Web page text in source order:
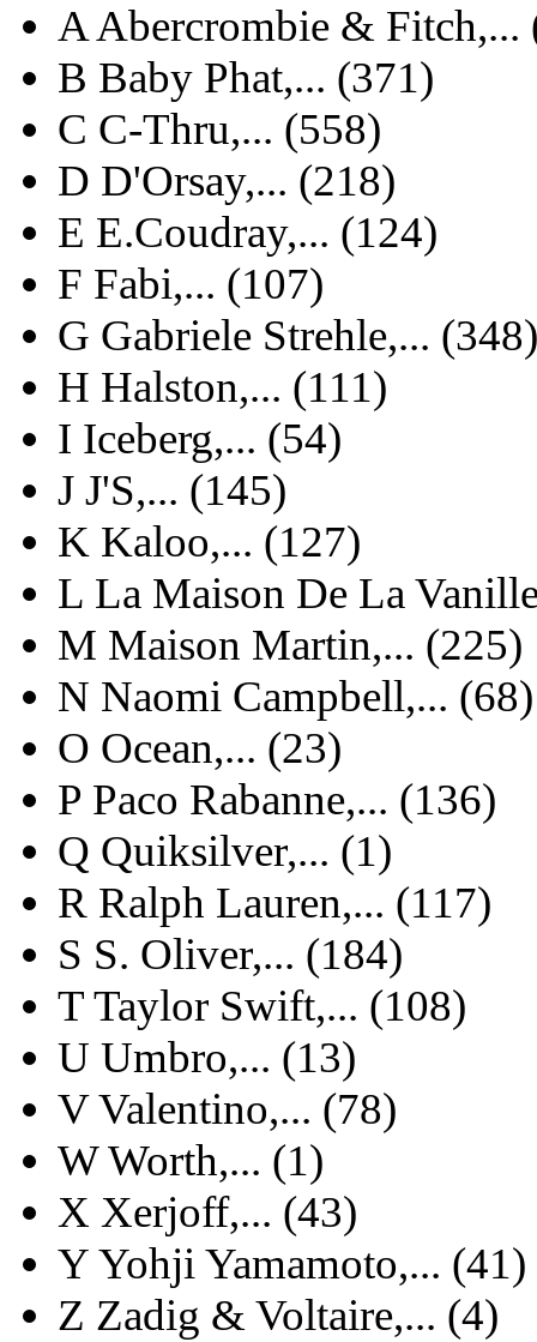
AAbercrombie & Fitch,...
B Baby Phat,... (371)
C C-Thru,... (558)
D D'Orsay,... (218)
E E.Coudray,... (124)
F Fabi,... (107)
G Gabriele Strehle,... (348)
H Halston,... (111)
I Iceberg,... (54)
J J'S,... (145)
K Kaloo,... (127)
L La Maison De La
M Maison Martin,... (225)
N Naomi Campbell,... (68)
O Ocean,... (23)
P Paco Rabanne,... (136)
Q Quiksilver,... (1)
R Ralph Lauren,... (117)
S S. Oliver,... (184)
TTaylor Swift,... (108)
U Umbro,... (13)
VValentino,... (78)
WWorth,... (1)
X Xerjoff,... (43)
YYohji Yamamoto,... (41)
Z Zadig & Voltaire,... (4)